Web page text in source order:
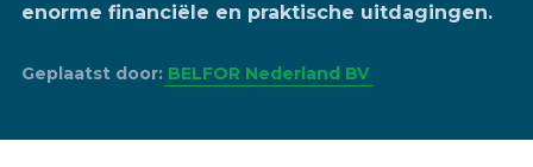
enorme financiële en praktische uitdagingen.
Geplaatst door: BELFOR Nederland BV